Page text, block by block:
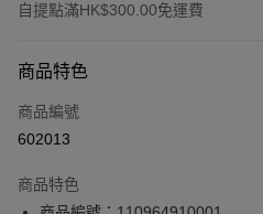
自提點滿HK$300.00免運費
信用卡
Apple Pay
PayMe
商品特色
商品編號
602013
商品特色